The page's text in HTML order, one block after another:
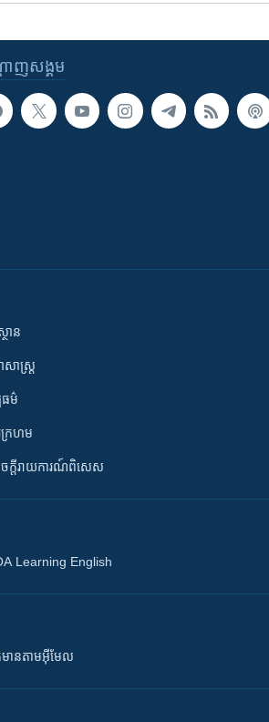
ាញ​សង្គម
ថាន
សាស្រ្ត
ធម៌
រក្រហម
ក្តីរាយការណ៍ពិសេស
Learning English
ាន​តាម​អ៊ីមែល